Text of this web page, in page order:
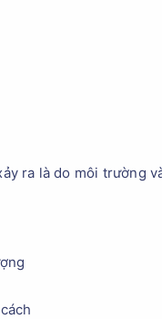
ra là do môi trường